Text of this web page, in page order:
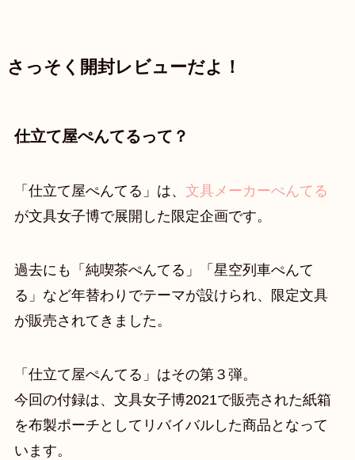
さっそく開封レビューだよ！
仕立て屋ぺんてるって？
「仕立て屋ぺんてる」は、 文具メーカーぺんてる
が文具女子博で展開した限定企画です。
過去にも「純喫茶ぺんてる」「星空列車ぺんて
る」など年替わりでテーマが設けられ、限定文具
が販売されてきました。
「仕立て屋ぺんてる」はその第３弾。
今回の付録は、文具女子博2021で販売された紙箱
を布製ポーチとしてリバイバルした商品となって
います。